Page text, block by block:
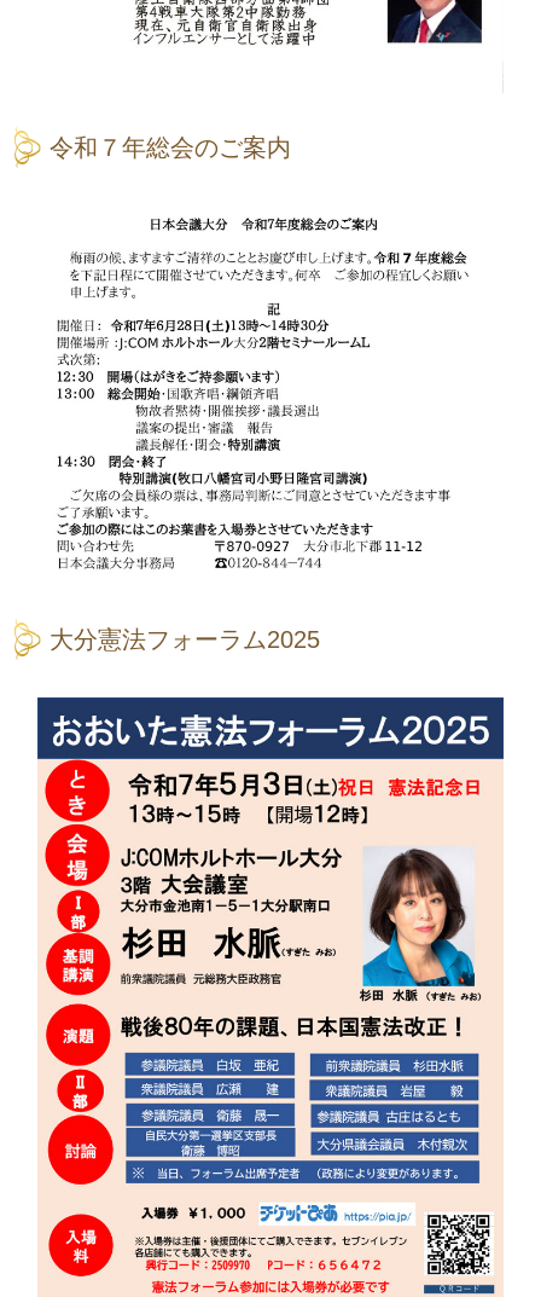
令和７年総会のご案内
大分憲法フォーラム2025